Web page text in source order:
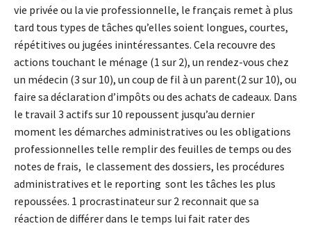
vie privée ou la vie professionnelle, le français remet à plus
tard tous types de tâches qu’elles soient longues, courtes,
répétitives ou jugées inintéressantes. Cela recouvre des
actions touchant le ménage (1 sur 2), un rendez-vous chez
un médecin (3 sur 10), un coup de fil à un parent(2 sur 10), ou
faire sa déclaration d’impôts ou des achats de cadeaux. Dans
le travail 3 actifs sur 10 repoussent jusqu’au dernier
moment les démarches administratives ou les obligations
professionnelles telle remplir des feuilles de temps ou des
notes de frais, le classement des dossiers, les procédures
administratives et le reporting sont les tâches les plus
repoussées. 1 procrastinateur sur 2 reconnait que sa
réaction de différer dans le temps lui fait rater des